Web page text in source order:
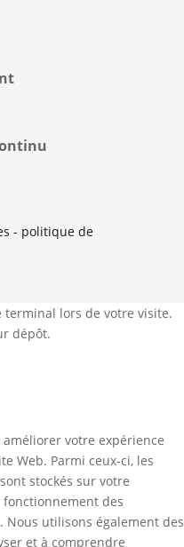
- politique de
terminal lors de votre visite.
dépôt.
votre expérience
Web. Parmi ceux-ci, les
stockés sur votre
des
utilisons également des
et à comprendre